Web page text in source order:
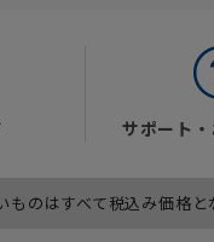
サポート
ものはすべて税込み価格と